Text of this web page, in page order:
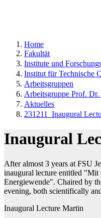
Home
Fakultät
Institute und
Institut für Technische
Arbeitsgruppen
Arbeitsgruppe Prof.
Aktuelles
231211_Inaugural
Inaugural
After almost 3 years at FSU
inaugural lecture entitled "Mit
Energiewende". Chaired by
evening, both scientifically
Inaugural Lecture Martin